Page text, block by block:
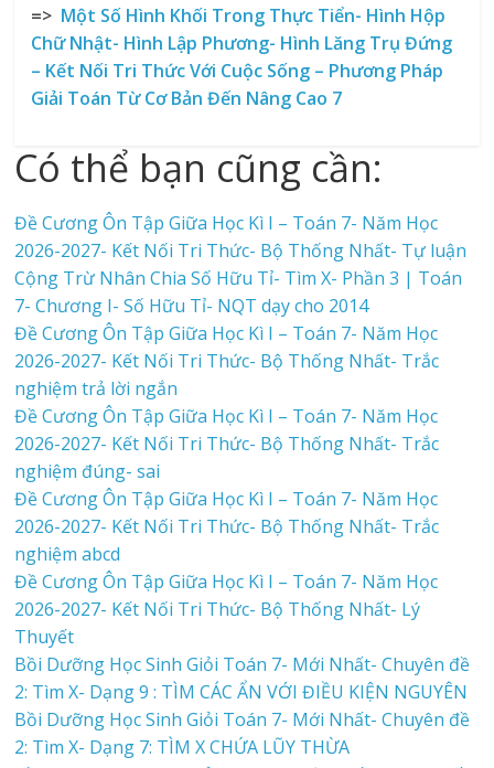
=> Một Số Hình Khối Trong Thực Tiển- Hình Hộp
Chữ Nhật- Hình Lập Phương- Hình Lăng Trụ Đứng
– Kết Nối Tri Thức Với Cuộc Sống – Phương Pháp
Giải Toán Từ Cơ Bản Đến Nâng Cao 7
Có thể bạn cũng cần:
Đề Cương Ôn Tập Giữa Học Kì I – Toán 7- Năm Học
2026-2027- Kết Nối Tri Thức- Bộ Thống Nhất- Tự luận
Cộng Trừ Nhân Chia Số Hữu Tỉ- Tìm X- Phần 3 | Toán
7- Chương I- Số Hữu Tỉ- NQT dạy cho 2014
Đề Cương Ôn Tập Giữa Học Kì I – Toán 7- Năm Học
2026-2027- Kết Nối Tri Thức- Bộ Thống Nhất- Trắc
nghiệm trả lời ngắn
Đề Cương Ôn Tập Giữa Học Kì I – Toán 7- Năm Học
2026-2027- Kết Nối Tri Thức- Bộ Thống Nhất- Trắc
nghiệm đúng- sai
Đề Cương Ôn Tập Giữa Học Kì I – Toán 7- Năm Học
2026-2027- Kết Nối Tri Thức- Bộ Thống Nhất- Trắc
nghiệm abcd
Đề Cương Ôn Tập Giữa Học Kì I – Toán 7- Năm Học
2026-2027- Kết Nối Tri Thức- Bộ Thống Nhất- Lý
Thuyết
Bồi Dưỡng Học Sinh Giỏi Toán 7- Mới Nhất- Chuyên đề
2: Tìm X- Dạng 9 : TÌM CÁC ẨN VỚI ĐIỀU KIỆN NGUYÊN
Bồi Dưỡng Học Sinh Giỏi Toán 7- Mới Nhất- Chuyên đề
2: Tìm X- Dạng 7: TÌM X CHỨA LŨY THỪA